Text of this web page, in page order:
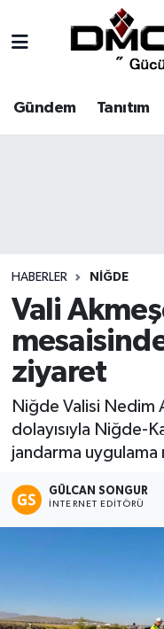
Gündem Tanıtım
HABERLER NIĞDE
Vali
ziyaret
Niğde Valisi Nedim
dolayısıyla Niğde-
jandarma uygulama
GÜLCAN SONGUR
İNTERNET EDITÖRÜ
Tanıtım
Spor
Siyaset
Eğitim
Nöbetçi
Hava Durumu
Haber Arşivi